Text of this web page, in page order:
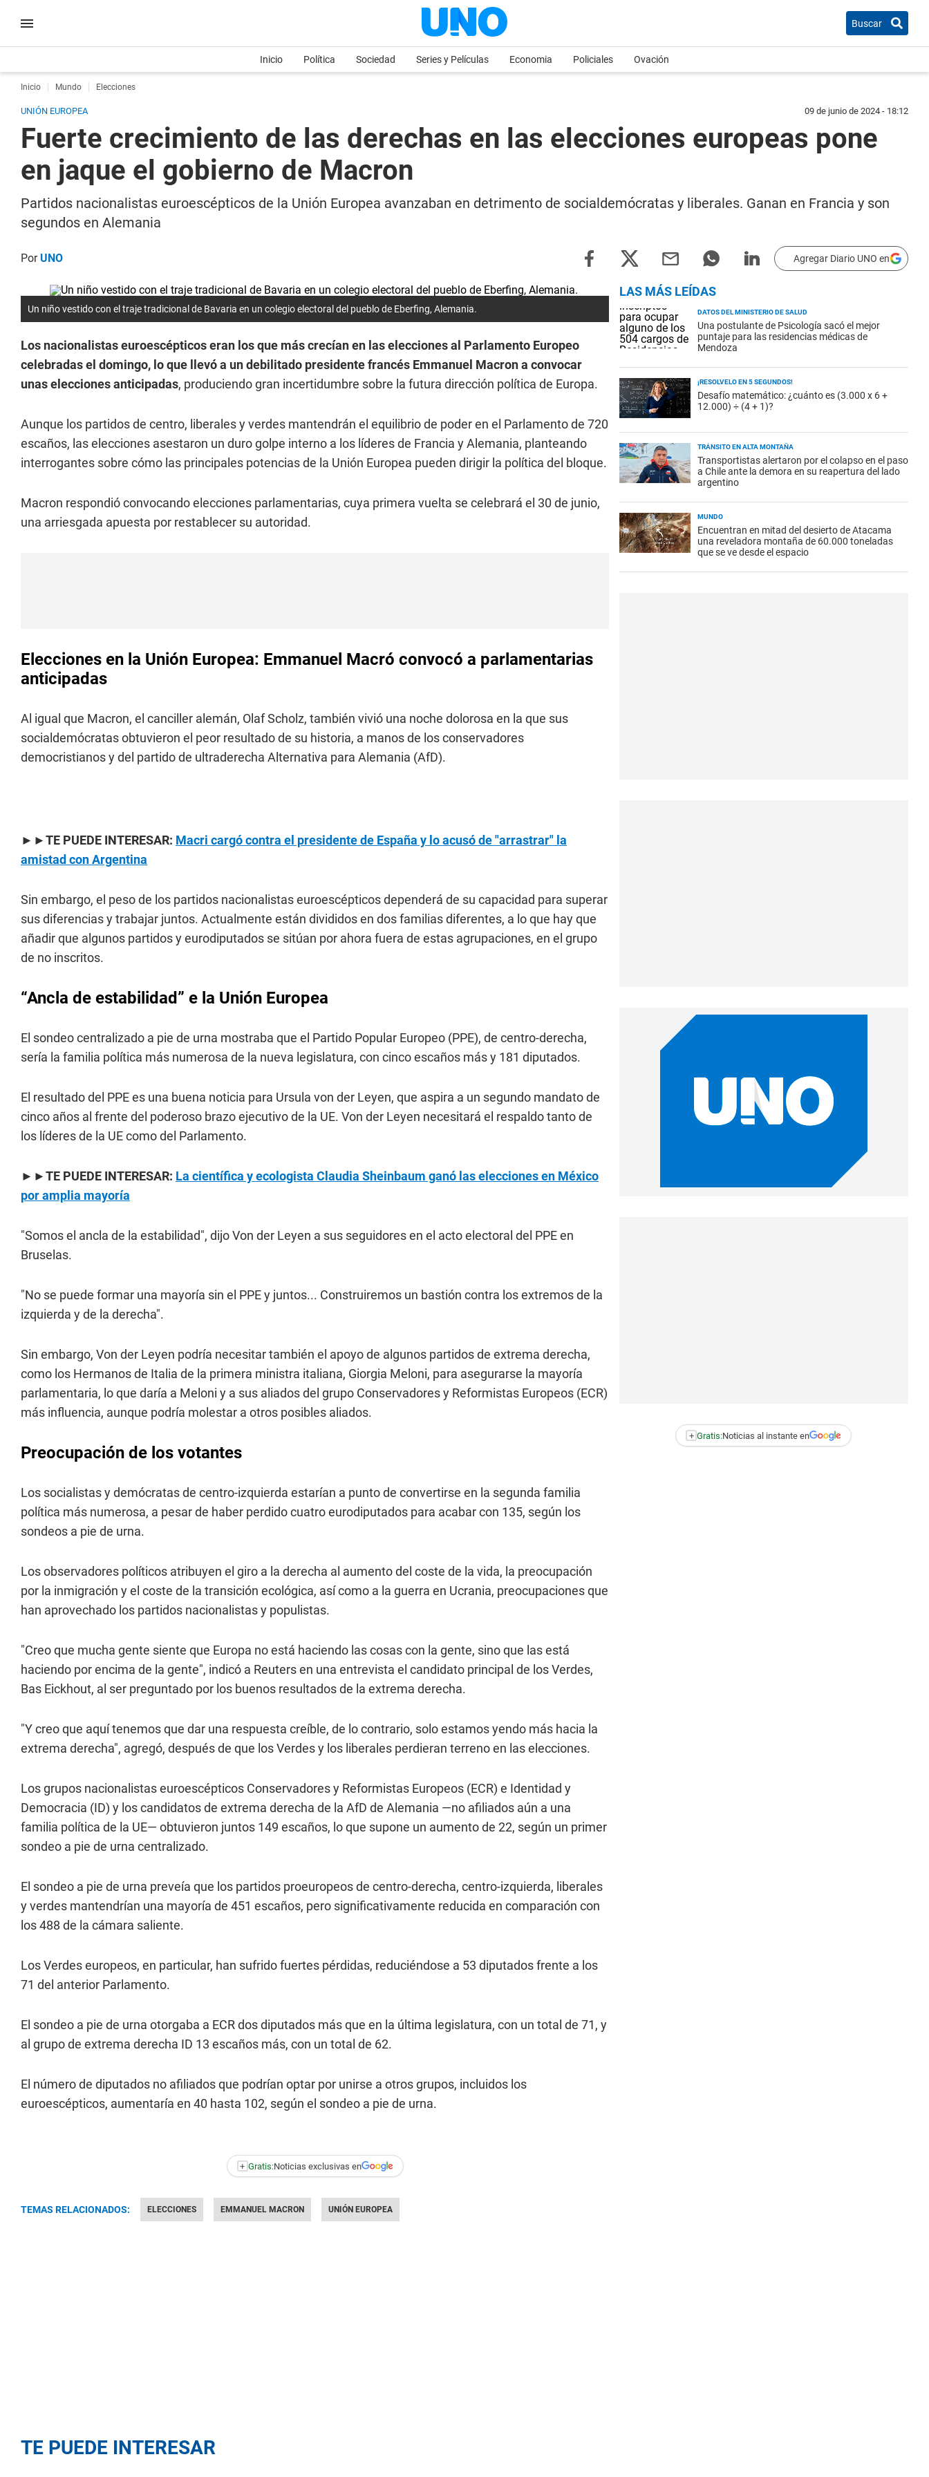
Buscar
Inicio Política Sociedad Series y Películas Economia Policiales Ovación
Inicio Mundo Elecciones
UNIÓN EUROPEA 09 de junio de 2024 - 18:12
Fuerte crecimiento de las derechas en las elecciones europeas pone
en jaque el gobierno de Macron
Partidos nacionalistas euroescépticos de la Unión Europea avanzaban en detrimento de socialdemócratas y liberales. Ganan en Francia y son
segundos en Alemania
PorUNO Agregar Diario UNO en
Un niño vestido con el traje tradicional de Bavaria en un colegio electoral del pueblo de Eberfing, Alemania.
Los nacionalistas euroescépticos eran los que más crecían en las elecciones al Parlamento Europeo
celebradas el domingo, lo que llevó a un debilitado presidente francés Emmanuel Macron a convocar
unas elecciones anticipadas, produciendo gran incertidumbre sobre la futura dirección política de Europa.
Aunque los partidos de centro, liberales y verdes mantendrán el equilibrio de poder en el Parlamento de 720
escaños, las elecciones asestaron un duro golpe interno a los líderes de Francia y Alemania, planteando
interrogantes sobre cómo las principales potencias de la Unión Europea pueden dirigir la política del bloque.
Macron respondió convocando elecciones parlamentarias, cuya primera vuelta se celebrará el 30 de junio,
una arriesgada apuesta por restablecer su autoridad.
Elecciones en la Unión Europea: Emmanuel Macró convocó a parlamentarias
anticipadas
Al igual que Macron, el canciller alemán, Olaf Scholz, también vivió una noche dolorosa en la que sus
socialdemócratas obtuvieron el peor resultado de su historia, a manos de los conservadores
democristianos y del partido de ultraderecha Alternativa para Alemania (AfD).
►►TE PUEDE INTERESAR: Macri cargó contra el presidente de España y lo acusó de "arrastrar" la
amistad con Argentina
Sin embargo, el peso de los partidos nacionalistas euroescépticos dependerá de su capacidad para superar
sus diferencias y trabajar juntos. Actualmente están divididos en dos familias diferentes, a lo que hay que
añadir que algunos partidos y eurodiputados se sitúan por ahora fuera de estas agrupaciones, en el grupo
de no inscritos.
“Ancla de estabilidad” e la Unión Europea
El sondeo centralizado a pie de urna mostraba que el Partido Popular Europeo (PPE), de centro-derecha,
sería la familia política más numerosa de la nueva legislatura, con cinco escaños más y 181 diputados.
El resultado del PPE es una buena noticia para Ursula von der Leyen, que aspira a un segundo mandato de
cinco años al frente del poderoso brazo ejecutivo de la UE. Von der Leyen necesitará el respaldo tanto de
los líderes de la UE como del Parlamento.
►►TE PUEDE INTERESAR: La científica y ecologista Claudia Sheinbaum ganó las elecciones en México
por amplia mayoría
"Somos el ancla de la estabilidad", dijo Von der Leyen a sus seguidores en el acto electoral del PPE en
Bruselas.
"No se puede formar una mayoría sin el PPE y juntos... Construiremos un bastión contra los extremos de la
izquierda y de la derecha".
Sin embargo, Von der Leyen podría necesitar también el apoyo de algunos partidos de extrema derecha,
como los Hermanos de Italia de la primera ministra italiana, Giorgia Meloni, para asegurarse la mayoría
parlamentaria, lo que daría a Meloni y a sus aliados del grupo Conservadores y Reformistas Europeos (ECR)
más influencia, aunque podría molestar a otros posibles aliados.
Preocupación de los votantes
Los socialistas y demócratas de centro-izquierda estarían a punto de convertirse en la segunda familia
política más numerosa, a pesar de haber perdido cuatro eurodiputados para acabar con 135, según los
sondeos a pie de urna.
Los observadores políticos atribuyen el giro a la derecha al aumento del coste de la vida, la preocupación
por la inmigración y el coste de la transición ecológica, así como a la guerra en Ucrania, preocupaciones que
han aprovechado los partidos nacionalistas y populistas.
"Creo que mucha gente siente que Europa no está haciendo las cosas con la gente, sino que las está
haciendo por encima de la gente", indicó a Reuters en una entrevista el candidato principal de los Verdes,
Bas Eickhout, al ser preguntado por los buenos resultados de la extrema derecha.
"Y creo que aquí tenemos que dar una respuesta creíble, de lo contrario, solo estamos yendo más hacia la
extrema derecha", agregó, después de que los Verdes y los liberales perdieran terreno en las elecciones.
Los grupos nacionalistas euroescépticos Conservadores y Reformistas Europeos (ECR) e Identidad y
Democracia (ID) y los candidatos de extrema derecha de la AfD de Alemania —no afiliados aún a una
familia política de la UE— obtuvieron juntos 149 escaños, lo que supone un aumento de 22, según un primer
sondeo a pie de urna centralizado.
El sondeo a pie de urna preveía que los partidos proeuropeos de centro-derecha, centro-izquierda, liberales
y verdes mantendrían una mayoría de 451 escaños, pero significativamente reducida en comparación con
los 488 de la cámara saliente.
Los Verdes europeos, en particular, han sufrido fuertes pérdidas, reduciéndose a 53 diputados frente a los
71 del anterior Parlamento.
El sondeo a pie de urna otorgaba a ECR dos diputados más que en la última legislatura, con un total de 71, y
al grupo de extrema derecha ID 13 escaños más, con un total de 62.
El número de diputados no afiliados que podrían optar por unirse a otros grupos, incluidos los
euroescépticos, aumentaría en 40 hasta 102, según el sondeo a pie de urna.
+ Gratis:Noticias exclusivas en
TEMAS RELACIONADOS: ELECCIONES EMMANUEL MACRON UNIÓN EUROPEA
LAS MÁS LEÍDAS
DATOS DEL MINISTERIO DE SALUD
Una postulante de Psicología sacó el mejor
puntaje para las residencias médicas de
Mendoza
¡RESOLVELO EN 5 SEGUNDOS!
Desafío matemático: ¿cuánto es (3.000 x 6 +
12.000) ÷ (4 + 1)?
TRÁNSITO EN ALTA MONTAÑA
Transportistas alertaron por el colapso en el paso
a Chile ante la demora en su reapertura del lado
argentino
MUNDO
Encuentran en mitad del desierto de Atacama
una reveladora montaña de 60.000 toneladas
que se ve desde el espacio
+ Gratis:Noticias al instante en
TE PUEDE INTERESAR